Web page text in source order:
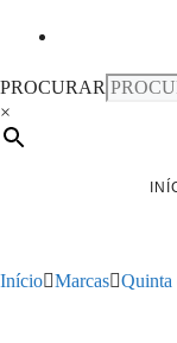
PROCURAR
×
Início Marcas Quinta